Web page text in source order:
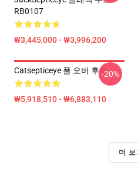
RB0107
₩3,445,000 - ₩3,996,200
Catsepticeye 풀 오버 후드
₩5,918,510 - ₩6,883,110
-20%
더 보